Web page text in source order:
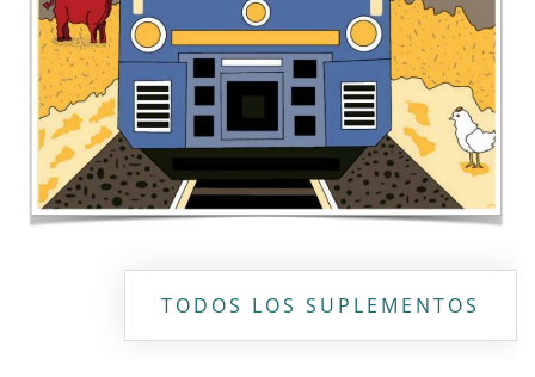
TODOS LOS SUPLEMENTOS